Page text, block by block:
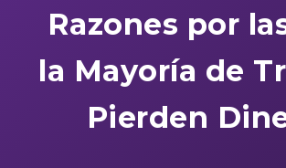
Razones por
la Mayoría de
Pierden